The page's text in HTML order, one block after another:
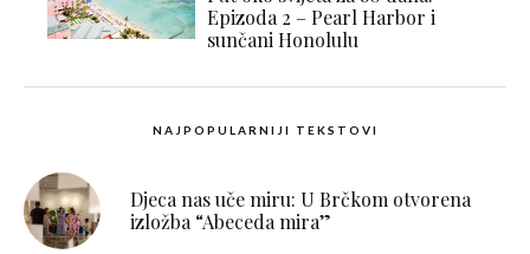
Epizoda 2 – Pearl Harbor i
sunčani Honolulu
NAJPOPULARNIJI TEKSTOVI
Djeca nas uče miru: U Brčkom otvorena
izložba “Abeceda mira”